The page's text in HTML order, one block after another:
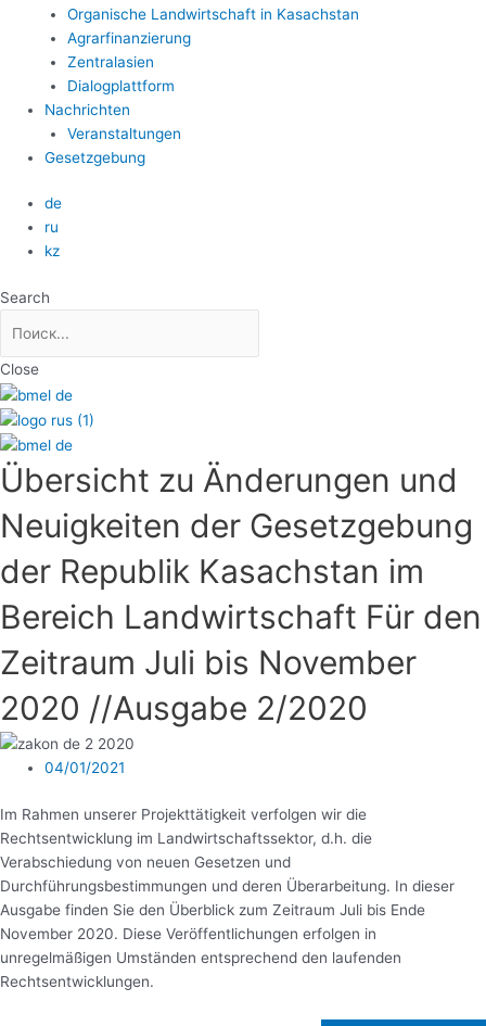
Organische Landwirtschaft in Kasachstan
Agrarfinanzierung
Zentralasien
Dialogplattform
Nachrichten
Veranstaltungen
Gesetzgebung
de
ru
kz
Search
Close
Übersicht zu Änderungen und
Neuigkeiten der Gesetzgebung
der Republik Kasachstan im
Bereich Landwirtschaft Für den
Zeitraum Juli bis November
2020 //Ausgabe 2/2020
04/01/2021
Im Rahmen unserer Projekttätigkeit verfolgen wir die
Rechtsentwicklung im Landwirtschaftssektor, d.h. die
Verabschiedung von neuen Gesetzen und
Durchführungsbestimmungen und deren Überarbeitung. In dieser
Ausgabe finden Sie den Überblick zum Zeitraum Juli bis Ende
November 2020. Diese Veröffentlichungen erfolgen in
unregelmäßigen Umständen entsprechend den laufenden
Rechtsentwicklungen.